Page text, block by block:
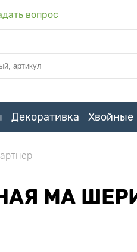
вопрос
Декоративка Хвойные
МА